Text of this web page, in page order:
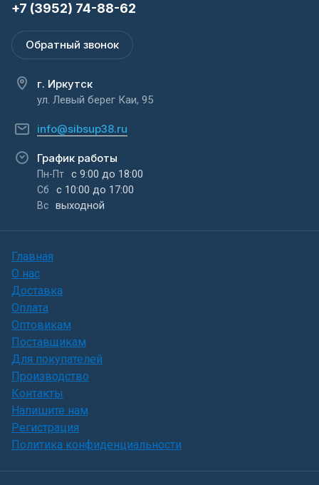
+7 (3952) 74-88-62
Обратный звонок
г. Иркутск
ул. Левый берег Каи, 95
info@sibsup38.ru
График работы
Пн-Пт с 9:00 до 18:00
Сб с 10:00 до 17:00
Вс выходной
Главная
О нас
Доставка
Оплата
Оптовикам
Поставщикам
Для покупателей
Производство
Контакты
Напишите нам
Регистрация
Политика конфиденциальности